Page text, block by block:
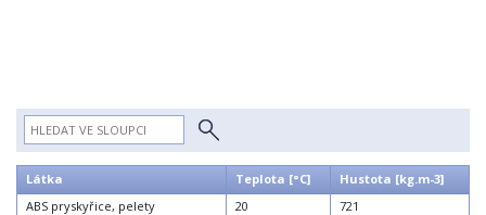
Látka Teplota [°C]
Hustota [kg.m-3]
ABS pryskyřice, pelety
20
721